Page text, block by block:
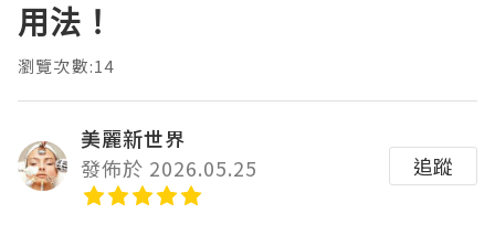
用法！
瀏覽次數:14
美麗新世界
發佈於 2026.05.25
追蹤